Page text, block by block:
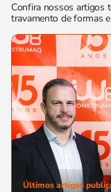
Confira nossos artigos
travamento de formas
Últimos artigos